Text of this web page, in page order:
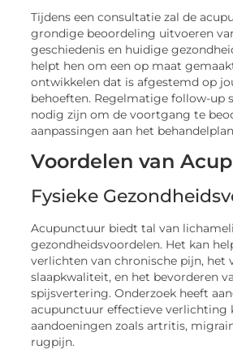
Tijdens een consultatie zal de
grondige beoordeling uitvoeren
geschiedenis en huidige
helpt hen om een op maat
ontwikkelen dat is afgestemd op
behoeften. Regelmatige follow-up
nodig zijn om de voortgang te
aanpassingen aan het
Voordelen van
Fysieke
Acupunctuur biedt tal van
gezondheidsvoordelen. Het kan
verlichten van chronische pijn, het
slaapkwaliteit, en het bevorderen
spijsvertering. Onderzoek heeft
acupunctuur effectieve verlichting
aandoeningen zoals artritis,
rugpijn.